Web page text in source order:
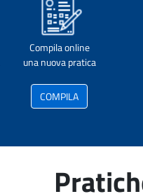
Compila online
una nuova pratica
COMPILA